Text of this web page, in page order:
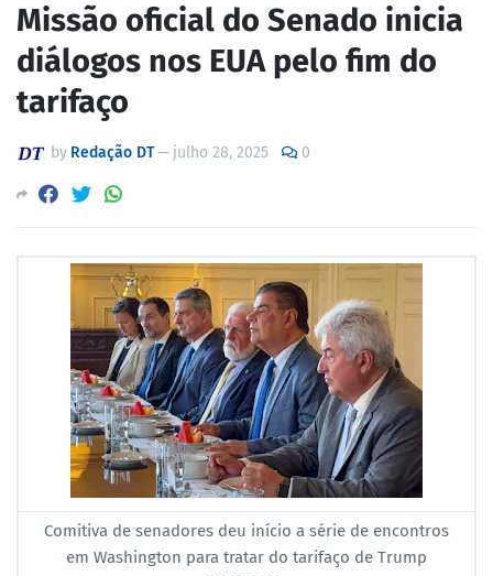
Missão oficial do Senado inicia
diálogos nos EUA pelo fim do
tarifaço
by Redação DT— julho 28, 2025 0
Comitiva de senadores deu início a série de encontros
em Washington para tratar do tarifaço de Trump